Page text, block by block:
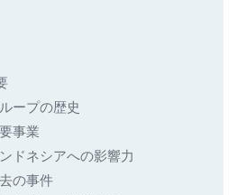
ープの歴史
事業
ドネシアへの影響力
の事件